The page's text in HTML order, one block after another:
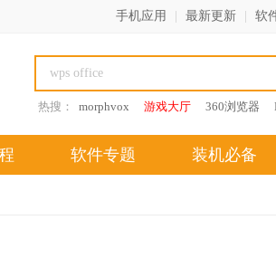
手机应用 最新更新 软
热搜： morphvox 游戏大厅 360浏览器
软件专题 装机必备